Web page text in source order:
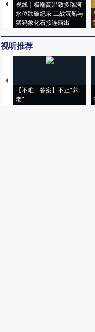
视线｜极端高温致多瑙河
水位跌破纪录 二战沉船与
猛犸象化石接连露出
视听推荐
【不唯一答案】不止“养
老”